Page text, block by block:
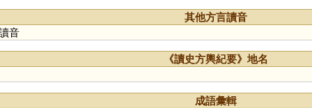
其他方言讀音
音
《讀史方輿紀要》地名
成語彙輯